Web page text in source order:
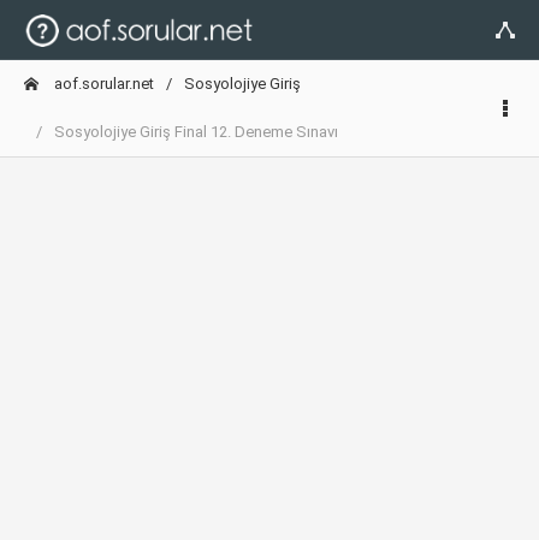
aof.sorular.net Sosyolojiye Giriş
Sosyolojiye Giriş Final 12. Deneme Sınavı